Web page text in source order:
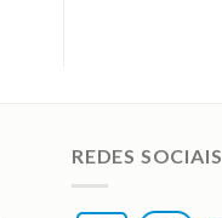
REDES SOCIAIS